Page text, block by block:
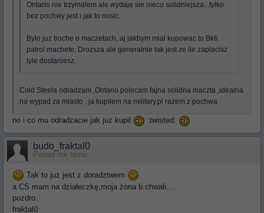
Ontario nie trzymalem ale wydaje sie nieco solidniejsza...tylko
bez pochwy jest i jak to nosic.
Bylo juz troche o maczetach, aj jakbym mial kupowac to Bk6
patrol machete. Drozsza ale generalnie tak jest ze ile zaplacisz
tyle dostaniesz.
Cold Steela odradzam ,Ontario polecam fajna solidna maczta ,idealna
na wypad za miasto , ja kupiłem na military.pl razem z pochwa
no i co mu odradzacie jak juz kupil :twisted:
budo_fraktal0
Ponad rok temu
Tak to już jest z doradztwem
a CS mam na działeczkę,moja żona b.chwali....
pozdro.
fraktal0